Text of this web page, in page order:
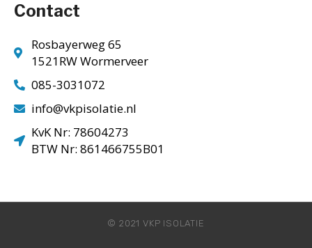
Contact
Rosbayerweg 65
1521RW Wormerveer
085-3031072
info@vkpisolatie.nl
KvK Nr: 78604273
BTW Nr: 861466755B01
© 2021 VKP ISOLATIE